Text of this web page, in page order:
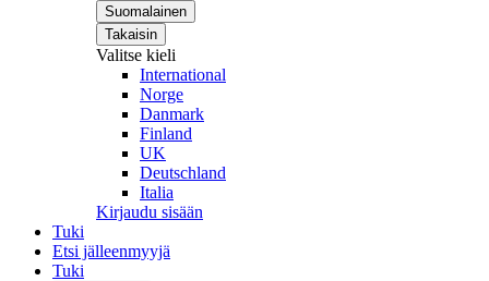
Suomalainen
Takaisin
Valitse kieli
International
Norge
Danmark
Finland
UK
Deutschland
Italia
Kirjaudu sisään
Tuki
Etsi jälleenmyyjä
Tuki